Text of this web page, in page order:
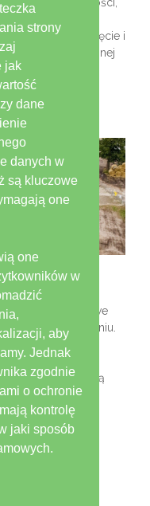
oraz zamknięcie i
odpadów o łącznej
wymogów
w 2019 roku we
w Poznaniu.
mieć charakter
w celach
odwiedziło ją
strony
jak
dane
danych w
są kluczowe
one
one
w
aby
Jednak
zgodnie
o ochronie
kontrolę
jaki sposób